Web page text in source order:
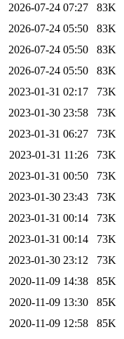
2026-07-24 07:27
83K
2026-07-24 05:50
83K
2026-07-24 05:50
83K
2026-07-24 05:50
83K
2023-01-31 02:17
73K
2023-01-30 23:58
73K
2023-01-31 06:27
73K
2023-01-31 11:26
73K
2023-01-31 00:50
73K
2023-01-30 23:43
73K
2023-01-31 00:14
73K
2023-01-31 00:14
73K
2023-01-30 23:12
73K
2020-11-09 14:38
85K
2020-11-09 13:30
85K
2020-11-09 12:58
85K